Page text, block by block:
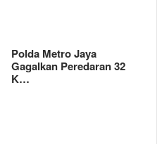
Polda Metro Jaya
Gagalkan Peredaran 32
K…